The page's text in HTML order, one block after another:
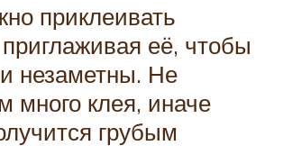
приклеивать
приглаживая её, чтобы
незаметны. Не
много клея, иначе
грубым